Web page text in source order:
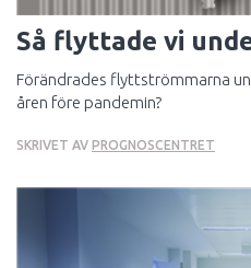
Så flyttade vi
Förändrades flyttströmmarna
åren före pandemin?
SKRIVET AV PROGNOSCENTRET